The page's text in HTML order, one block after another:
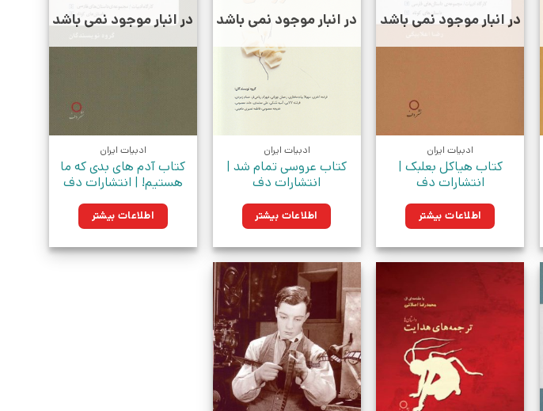
در انبار موجود نمی باشد
ادبیات ایران
کتاب هیاکل بعلبک |
انتشارات دف
اطلاعات بیشتر
در انبار موجود نمی باشد
ادبیات ایران
کتاب عروسی تمام شد |
انتشارات دف
اطلاعات بیشتر
در انبار موجود نمی باشد
ادبیات ایران
کتاب آدم های بدی که ما
هستیم! | انتشارات دف
اطلاعات بیشتر